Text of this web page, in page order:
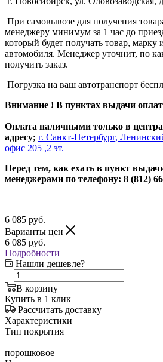
При самовывозе для получения
менеджеру минимум за 1 час до
который будет получать товар,
автомобиля. Менеджер уточнит, по
получить заказ.
Погрузка на ваш автотранспорт
Внимание ! В пунктах выдачи
Оплата наличными только в
адресу; г. Санкт-Петербург,
офис 205 ,2 эт.
Перед тем, как ехать в пункт
менеджерами по телефону: 8 (812)
6 085 руб.
Варианты цен
6 085 руб.
Подробности
Нашли дешевле?
В корзину
Купить в 1 клик
Рассчитать доставку
Характеристики
Тип покрытия
—
порошковое